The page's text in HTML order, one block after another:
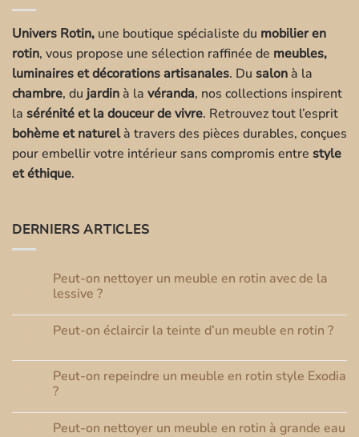
Univers Rotin, une boutique spécialiste du mobilier en
rotin, vous propose une sélection raffinée de meubles,
luminaires et décorations artisanales. Du salon à la
chambre, du jardin à la véranda, nos collections inspirent
la sérénité et la douceur de vivre. Retrouvez tout l’esprit
bohème et naturelà travers des pièces durables, conçues
pour embellir votre intérieur sans compromis entre style
et éthique.
DERNIERS ARTICLES
Peut-on nettoyer un meuble en rotin avec de la
lessive ?
sur
nettoyer
un
meuble
en
avec
de
Peut-on éclaircir la teinte d’un meuble en rotin ?
commentaire
sur
Peut-
on
éclaircir
la
teinte
d’un
Peut-on repeindre un meuble en rotin style Exodia
?
sur
Peut-on nettoyer un meuble en rotin à grande eau